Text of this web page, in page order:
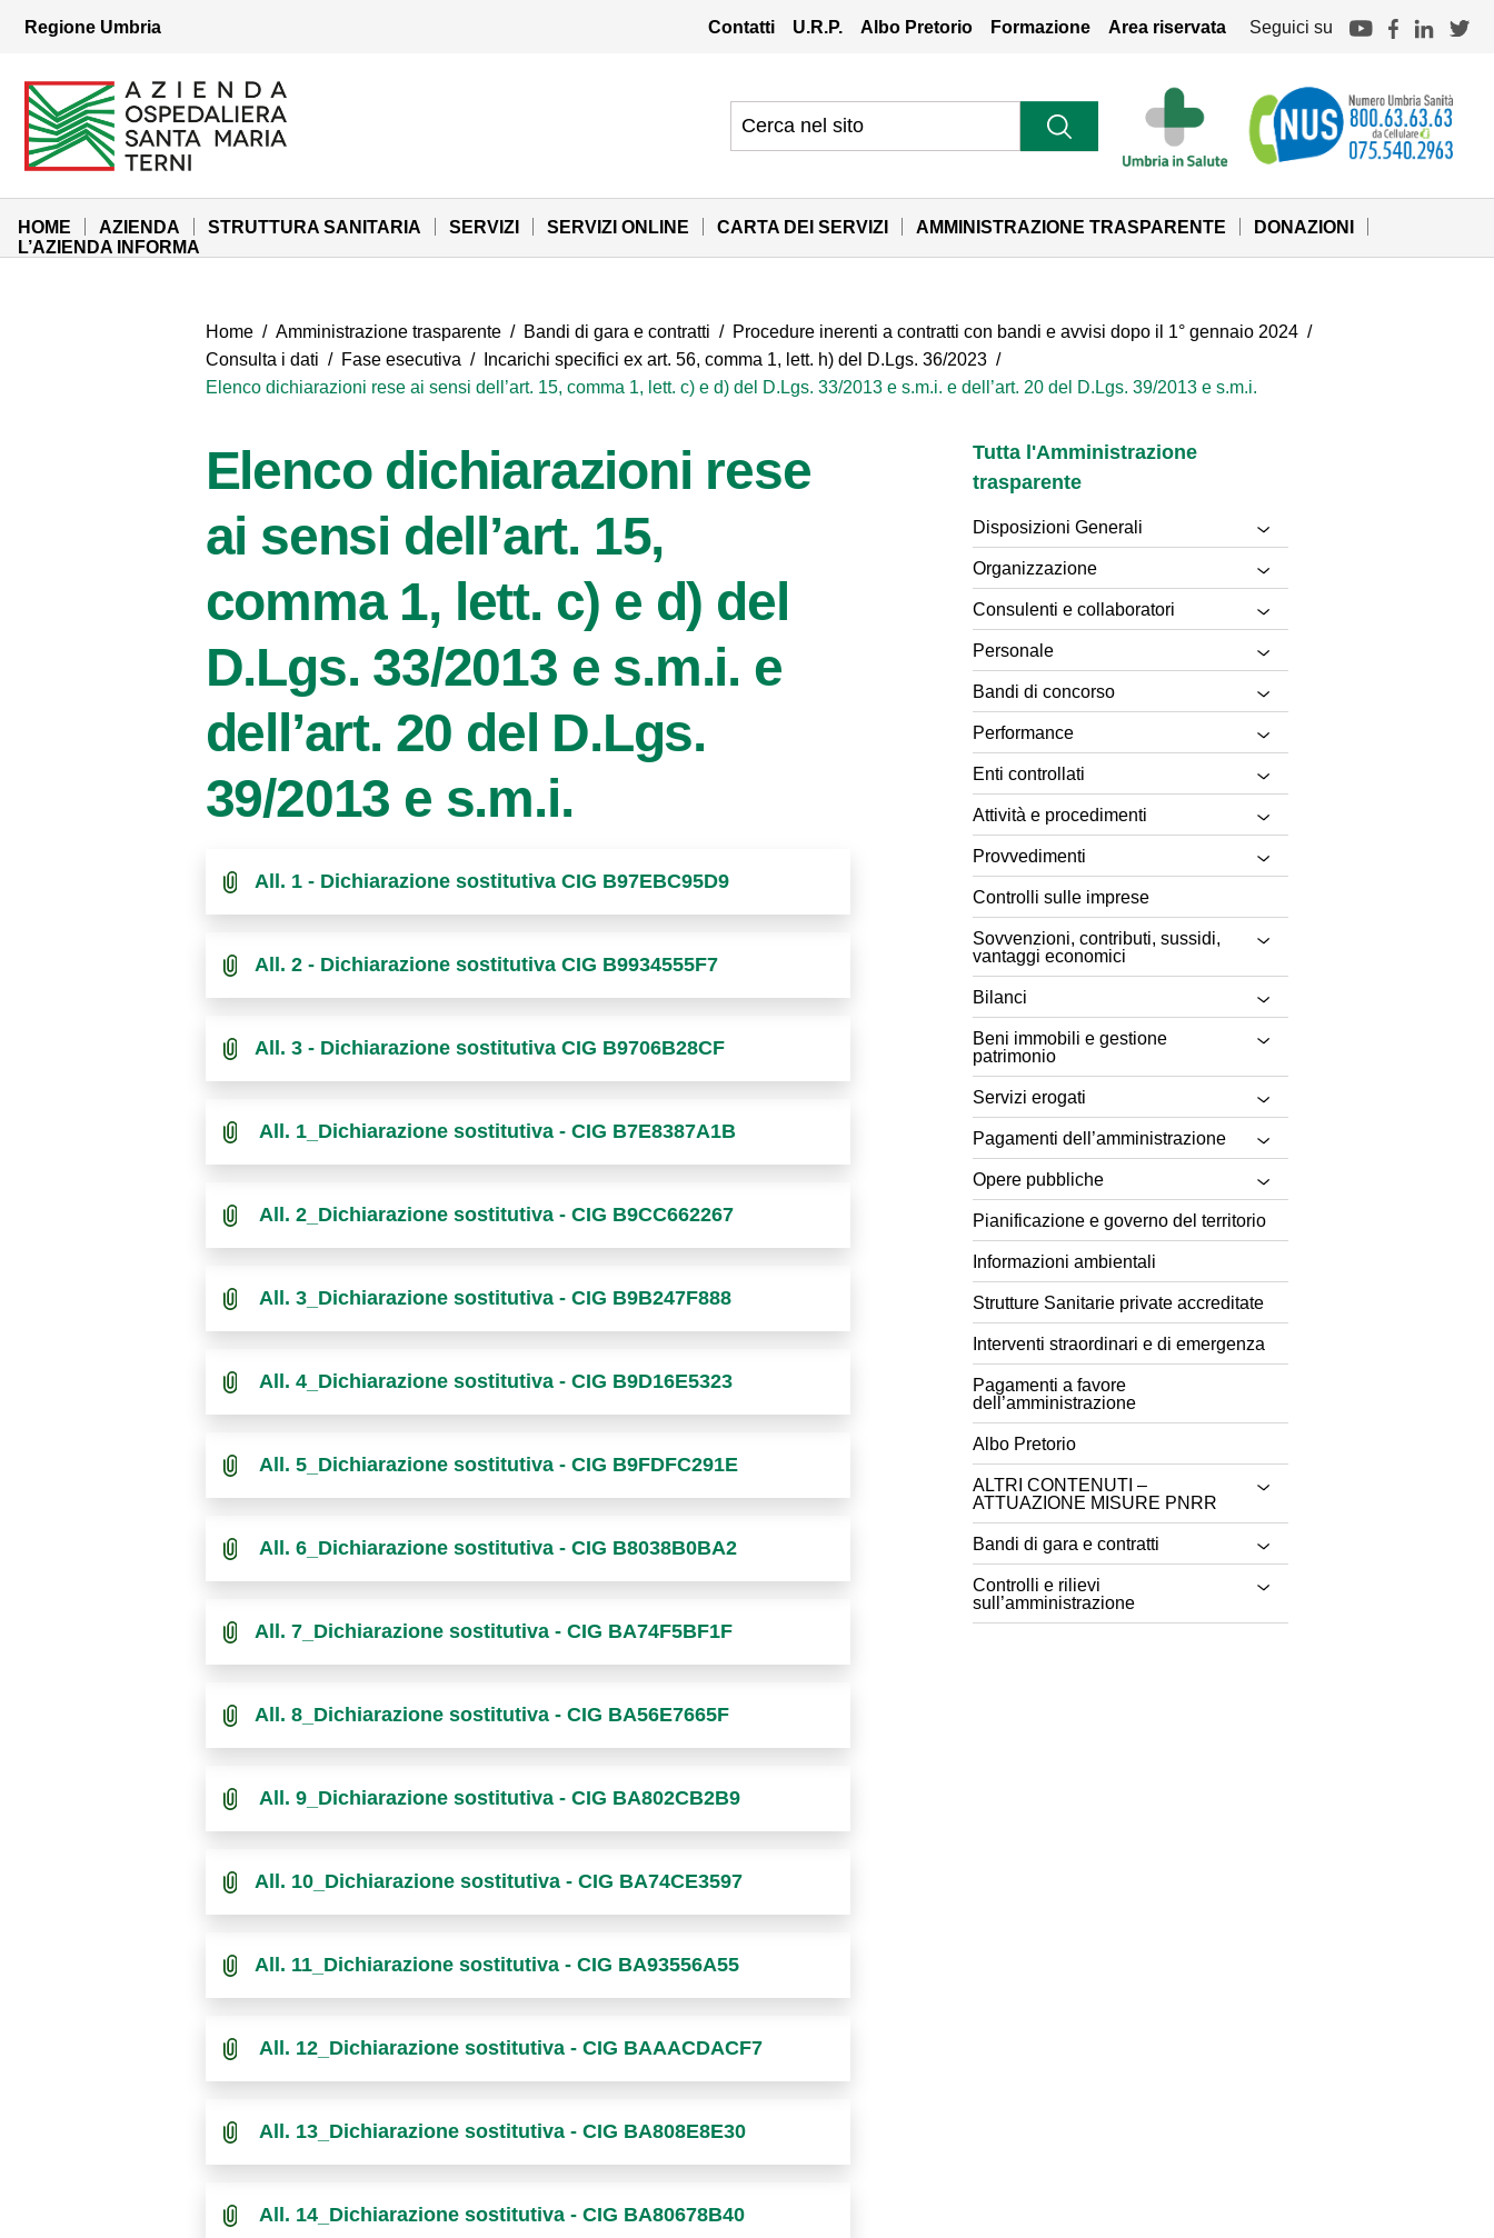
Vai al menu di navigazione
Regione Umbria Contatti U.R.P. Albo Pretorio Formazione Area riservata Seguici su
Azienda Ospedaliera Santa Maria di Terni
Sito Istituzionale
HOME AZIENDA STRUTTURA SANITARIA SERVIZI SERVIZI ONLINE CARTA DEI SERVIZI AMMINISTRAZIONE TRASPARENTE
DONAZIONI
L’AZIENDA INFORMA
Home / Amministrazione trasparente / Bandi di gara e contratti / Procedure inerenti a contratti con bandi e avvisi dopo il 1° gennaio 2024 /
Consulta i dati / Fase esecutiva / Incarichi specifici ex art. 56, comma 1, lett. h) del D.Lgs. 36/2023 /
Elenco dichiarazioni rese ai sensi dell’art. 15, comma 1, lett. c) e d) del D.Lgs. 33/2013 e s.m.i. e dell’art. 20 del D.Lgs. 39/2013 e s.m.i.
Elenco dichiarazioni rese
ai sensi dell’art. 15,
comma 1, lett. c) e d) del
D.Lgs. 33/2013 e s.m.i. e
dell’art. 20 del D.Lgs.
39/2013 e s.m.i.
All. 1 - Dichiarazione sostitutiva CIG B97EBC95D9
All. 2 - Dichiarazione sostitutiva CIG B9934555F7
All. 3 - Dichiarazione sostitutiva CIG B9706B28CF
All. 1_Dichiarazione sostitutiva - CIG B7E8387A1B
All. 2_Dichiarazione sostitutiva - CIG B9CC662267
All. 3_Dichiarazione sostitutiva - CIG B9B247F888
All. 4_Dichiarazione sostitutiva - CIG B9D16E5323
All. 5_Dichiarazione sostitutiva - CIG B9FDFC291E
All. 6_Dichiarazione sostitutiva - CIG B8038B0BA2
All. 7_Dichiarazione sostitutiva - CIG BA74F5BF1F
All. 8_Dichiarazione sostitutiva - CIG BA56E7665F
All. 9_Dichiarazione sostitutiva - CIG BA802CB2B9
All. 10_Dichiarazione sostitutiva - CIG BA74CE3597
All. 11_Dichiarazione sostitutiva - CIG BA93556A55
All. 12_Dichiarazione sostitutiva - CIG BAAACDACF7
All. 13_Dichiarazione sostitutiva - CIG BA808E8E30
All. 14_Dichiarazione sostitutiva - CIG BA80678B40
Tutta l'Amministrazione
trasparente
Disposizioni Generali
Organizzazione
Consulenti e collaboratori
Personale
Bandi di concorso
Performance
Enti controllati
Attività e procedimenti
Provvedimenti
Controlli sulle imprese
Sovvenzioni, contributi, sussidi,
vantaggi economici
Bilanci
Beni immobili e gestione
patrimonio
Servizi erogati
Pagamenti dell’amministrazione
Opere pubbliche
Pianificazione e governo del territorio
Informazioni ambientali
Strutture Sanitarie private accreditate
Interventi straordinari e di emergenza
Pagamenti a favore
dell’amministrazione
Albo Pretorio
ALTRI CONTENUTI –
ATTUAZIONE MISURE PNRR
Bandi di gara e contratti
Controlli e rilievi
sull’amministrazione